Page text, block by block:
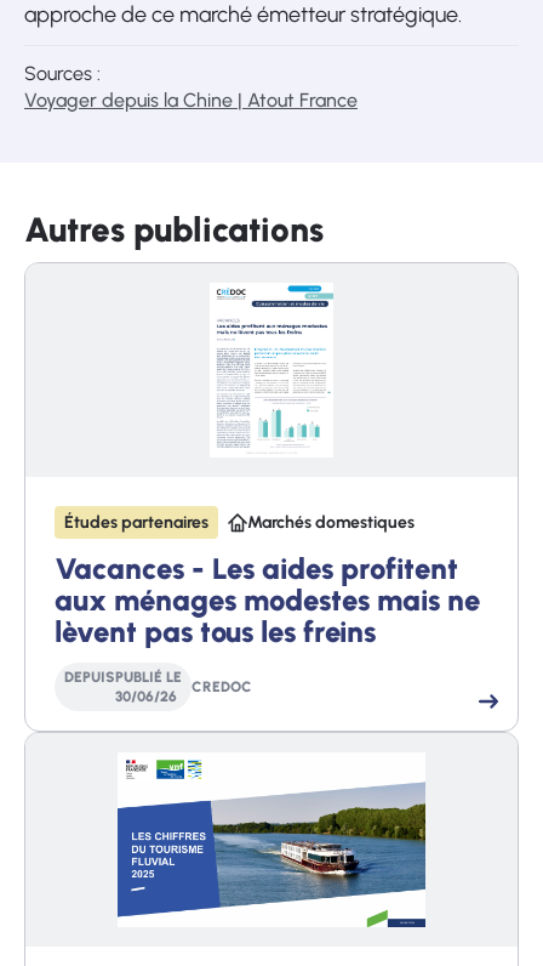
approche de ce marché émetteur stratégique.
Sources :
Voyager depuis la Chine | Atout France
Autres publications
Études partenaires Marchés domestiques
Vacances - Les aides profitent
aux ménages modestes mais ne
lèvent pas tous les freins
DEPUISPUBLIÉ LE
30/06/26
CREDOC